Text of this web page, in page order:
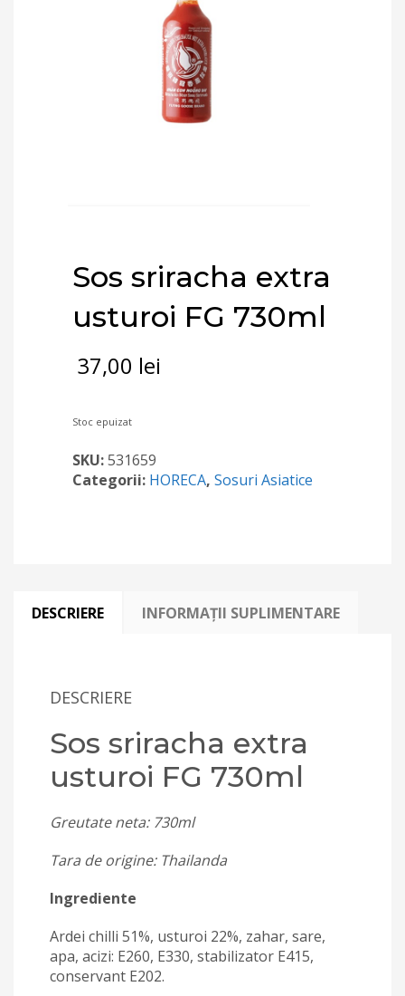
Sos sriracha extra
usturoi FG 730ml
37,00 lei
Stoc epuizat
SKU:531659
Categorii: HORECA, Sosuri Asiatice
DESCRIERE INFORMAȚII SUPLIMENTARE
DESCRIERE
Sos sriracha extra
usturoi FG 730ml
Greutate neta: 730ml
Tara de origine: Thailanda
Ingrediente
Ardei chilli 51%, usturoi 22%, zahar, sare,
apa, acizi: E260, E330, stabilizator E415,
conservant E202.